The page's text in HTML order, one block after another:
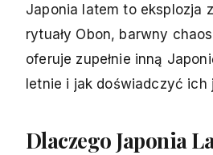
Japonia latem to eksplozja
rytuały Obon, barwny
oferuje zupełnie inną
letnie i jak doświadczyć ich
Dlaczego Japonia